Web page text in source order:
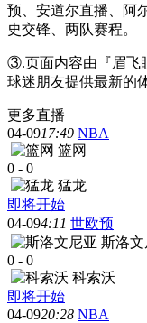
预、安道尔直播、阿
史交锋、两队赛程。
③.页面内容由『眉飞
球迷朋友提供最新的
更多直播
04-0917:49 NBA
篮网
0 - 0
猛龙
即将开始
04-094:11 世欧预
斯洛文
0 - 0
科索沃
即将开始
04-0920:28 NBA